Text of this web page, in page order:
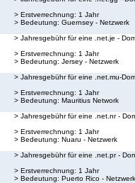
> Erstverrechnung: 1 Jahr
> Bedeutung: Guernsey - Netzwerk
> Jahresgebühr für eine .net.je -
> Erstverrechnung: 1 Jahr
> Bedeutung: Jersey - Netzwerk
> Jahresgebühr für eine .net.mu-
> Erstverrechnung: 1 Jahr
> Bedeutung: Mauritius Network
> Jahresgebühr für eine .net.nr -
> Erstverrechnung: 1 Jahr
> Bedeutung: Nuaru - Netzwerk
> Jahresgebühr für eine .net.pr -
> Erstverrechnung: 1 Jahr
> Bedeutung: Puerto Rico - Netzwerk